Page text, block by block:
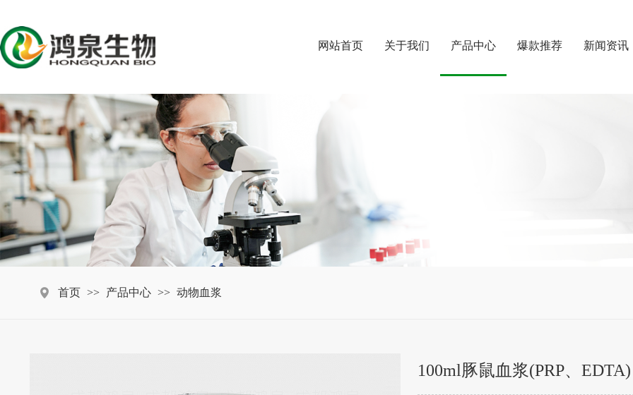
网站首页 关于我们 产品中心 爆款推荐 新闻资讯
首页 >> 产品中心 >> 动物血浆
100ml豚鼠血浆(PRP、EDTA)